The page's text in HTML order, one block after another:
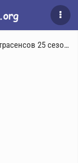
25 сезон 11 выпуск 09 05 2026